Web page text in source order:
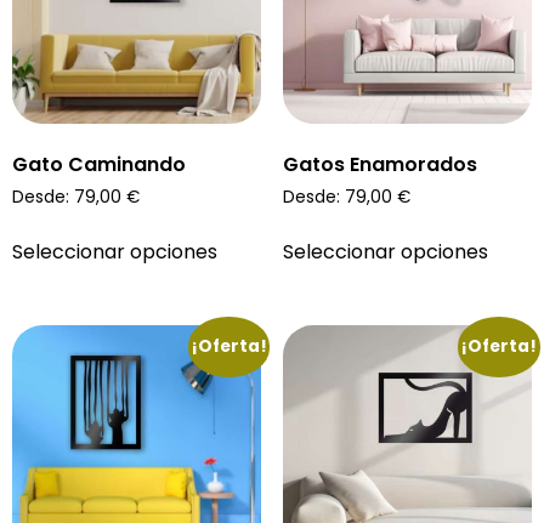
Gato Caminando
Desde: 79,00 €
Seleccionar opciones
Gatos Enamorados
Desde: 79,00 €
Seleccionar opciones
¡Oferta! ¡Oferta!